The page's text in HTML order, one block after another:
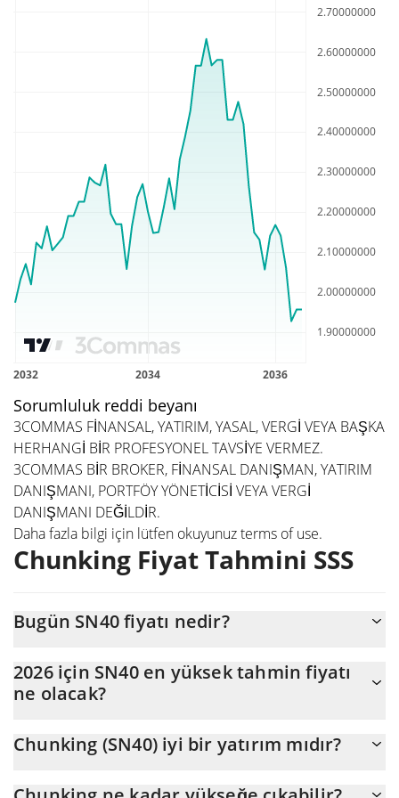
Sorumluluk reddi beyanı
3COMMAS FİNANSAL, YATIRIM, YASAL, VERGİ VEYA BAŞKA
HERHANGİ BİR PROFESYONEL TAVSİYE VERMEZ.
3COMMAS BİR BROKER, FİNANSAL DANIŞMAN, YATIRIM
DANIŞMANI, PORTFÖY YÖNETİCİSİ VEYA VERGİ
DANIŞMANI DEĞİLDİR.
Daha fazla bilgi için lütfen okuyunuzterms of use.
Chunking Fiyat Tahmini SSS
Bugün SN40 fiyatı nedir?
seviyesinde işlem görüyor
2026 için SN40 en yüksek tahmin fiyatı
ne olacak?
ulaşması bekleniyor.
Chunking (SN40) iyi bir yatırım mıdır?